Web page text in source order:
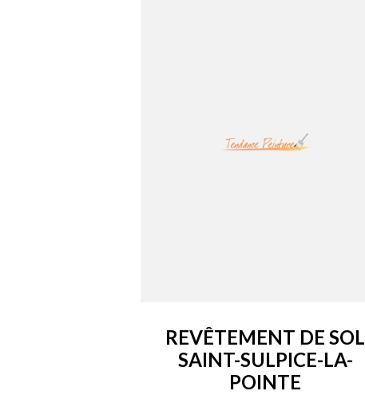
REVÊTEMENT DE SOL
SAINT-SULPICE-LA-
POINTE